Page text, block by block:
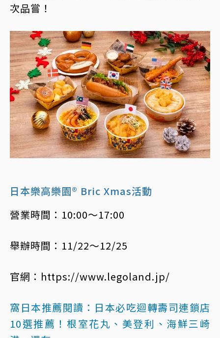
次品嘗！
日本樂高樂園® Bric Xmas活動
營業時間：10:00～17:00
舉辦時間：11/22～12/25
官網：https://www.legoland.jp/
窩日本推薦閱讀： 日本必吃迴轉壽司連鎖店
10選推薦！根室花丸、美登利、海鮮三崎